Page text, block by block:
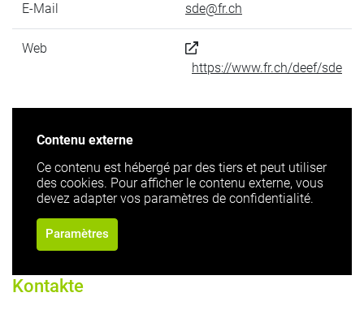
E-Mail sde@fr.ch
Web
https://www.fr.ch/deef/sde
Contenu externe
Ce contenu est hébergé par des tiers et peut utiliser
des cookies. Pour afficher le contenu externe, vous
devez adapter vos paramètres de confidentialité.
Paramètres
Kontakte